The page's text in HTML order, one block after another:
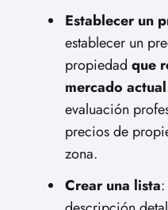
Establecer un
establecer un
propiedad que
mercado actual
evaluación
precios de
zona.
Crear una lista